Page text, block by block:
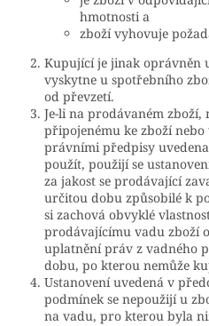
hmotnosti a
zboží vyhovuje
Kupující je jinak oprávněn
vyskytne u spotřebního
od převzetí.
Je-li na prodávaném
připojenému ke zboží
právními předpisy
použít, použijí se
za jakost se prodávající
určitou dobu způsobilé k
si zachová obvyklé
prodávajícímu vadu zboží
uplatnění práv z vadného
dobu, po kterou nemůže
Ustanovení uvedená v
podmínek se nepoužijí u
na vadu, pro kterou byla